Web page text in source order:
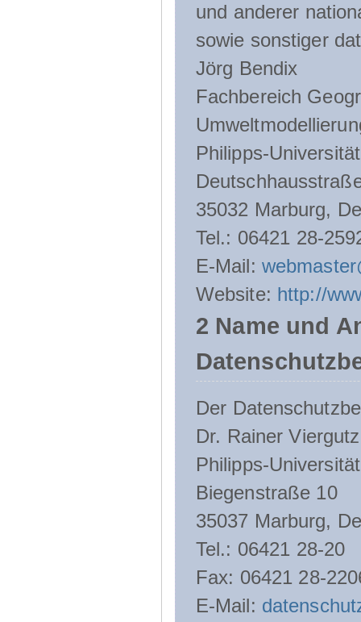
und anderer
sowie sonstiger
Jörg Bendix
Fachbereich
Philipps-
35032 Marburg,
Tel.: 06421 28-
E-Mail:
Website: http://
2 Name und
Der
Dr. Rainer Viergutz
Philipps-
Biegenstraße 10
35037 Marburg,
Tel.: 06421 28-20
Fax: 06421 28-
E-Mail: